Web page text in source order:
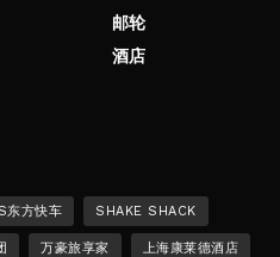
邮轮
酒店
东方快车 SHAKE SHACK
万豪旅享家 上海康莱德酒店